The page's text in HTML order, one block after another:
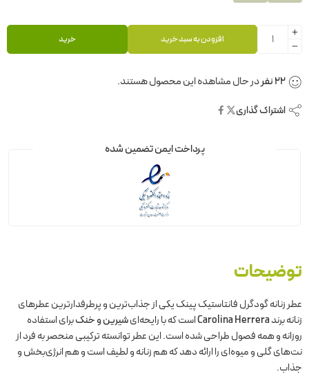
افزودن به سبد خرید خرید
22نفردر حال مشاهده این محصول هستند.
اشتراک گذاری
پرداخت ایمن تضمین شده
توضیحات
عطر زنانه گودگرل فانتاستیک پینک یکی از جذاب‌ترین و پرطرفدارترین عطرهای
زنانه برندCarolina Herreraاست که با رایحه‌ایشیرین و خنکبرای استفاده
روزانه و همه فصول طراحی شده است. این عطر توانسته ترکیبی منحصر به فرد از
نت‌های گلی و میوه‌ای را ارائه دهد که هم زنانه و لطیف است و هم انرژی‌بخش و
جذاب.